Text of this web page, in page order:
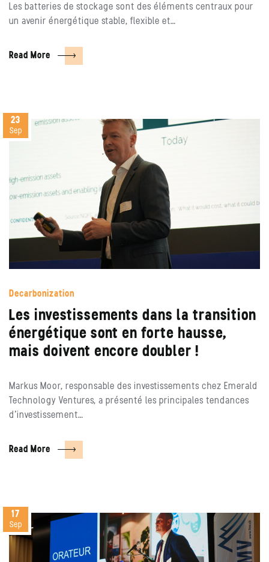
Les batteries de stockage sont des éléments centraux pour
un avenir énergétique stable, flexible et…
Read More
23
Sep
Decarbonization
Les investissements dans la transition
énergétique sont en forte hausse,
mais doivent encore doubler !
Markus Moor, responsable des investissements chez Emerald
Technology Ventures, a présenté les principales tendances
d’investissement…
Read More
17
Sep